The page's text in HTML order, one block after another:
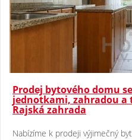
Prodej bytového domu
jednotkami, zahradou a
Rajská zahrada
Nabízíme k prodeji výjimečný